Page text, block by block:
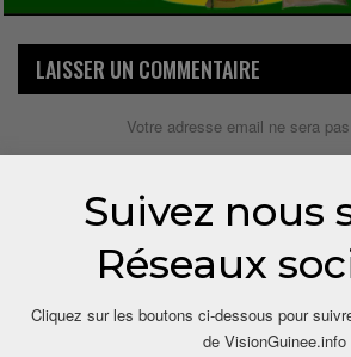
LAISSER UN COMMENTAIRE
Votre adresse email ne sera
Suivez nous
Réseaux
Cliquez sur les boutons ci-dessous pour
de VisionGuinee.info